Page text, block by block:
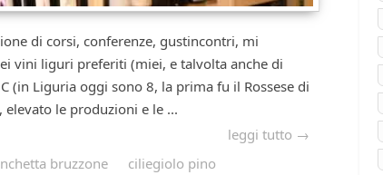
di corsi, conferenze, gustincontri, mi
vini liguri preferiti (miei, e talvolta anche di
(in Liguria oggi sono 8, la prima fu il Rossese di
elevato le produzioni e le ...
leggi tutto →
bruzzone
ciliegiolo pino